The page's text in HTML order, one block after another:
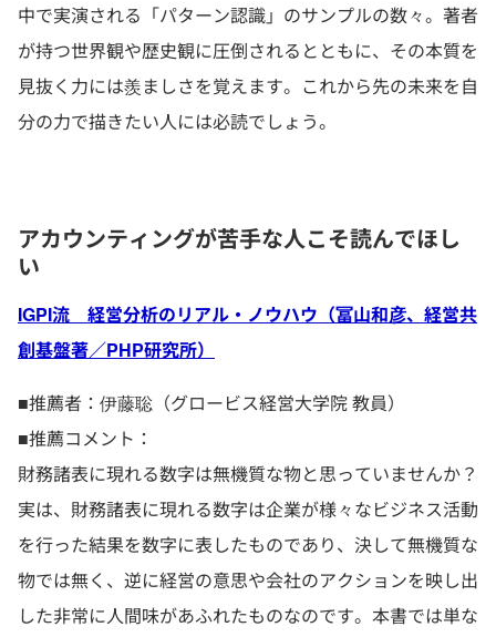
中で実演される「パターン認識」のサンプルの数々。著者
が持つ世界観や歴史観に圧倒されるとともに、その本質を
見抜く力には羨ましさを覚えます。これから先の未来を自
分の力で描きたい人には必読でしょう。
アカウンティングが苦手な人こそ読んでほし
い
IGPI流 経営分析のリアル・ノウハウ（冨山和彦、経営共
創基盤著／PHP研究所）
■推薦者：伊藤聡（グロービス経営大学院 教員）
■推薦コメント：
財務諸表に現れる数字は無機質な物と思っていませんか？
実は、財務諸表に現れる数字は企業が様々なビジネス活動
を行った結果を数字に表したものであり、決して無機質な
物では無く、逆に経営の意思や会社のアクションを映し出
した非常に人間味があふれたものなのです。本書では単な